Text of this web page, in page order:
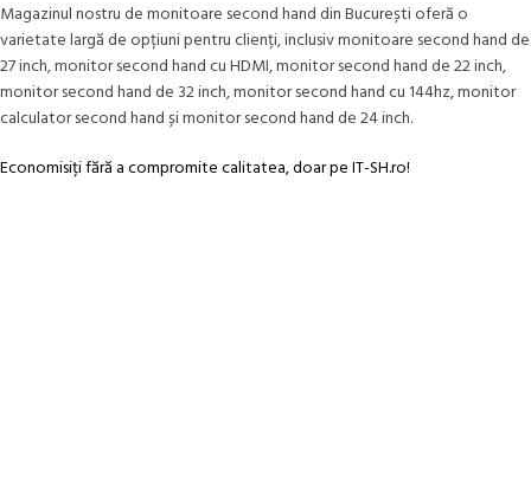
Magazinul nostru de monitoare second hand din București oferă o
varietate largă de opțiuni pentru clienți, inclusiv monitoare second hand de
27 inch, monitor second hand cu HDMI, monitor second hand de 22 inch,
monitor second hand de 32 inch, monitor second hand cu 144hz, monitor
calculator second hand și monitor second hand de 24 inch.
Economisiți fără a compromite calitatea, doar pe IT-SH.ro!